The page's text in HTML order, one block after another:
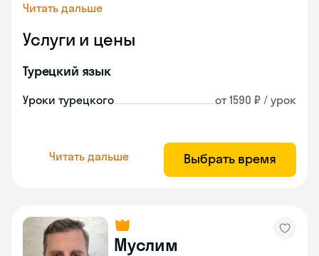
Читать дальше
Услуги и цены
Турецкий язык
Уроки турецкого от 1590 ₽ / урок
Читать дальше Выбрать время
Муслим